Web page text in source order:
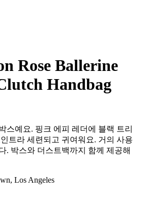
Rose Ballerine
Handbag
스예요. 핑크 에피 레더에 블랙 트리
트라 세련되고 귀여워요. 거의 사용
. 박스와 더스트백까지 함께 제공해
Los Angeles